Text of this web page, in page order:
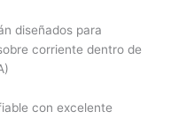
diseñados para
corriente dentro de
con excelente